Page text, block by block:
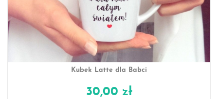
Kubek Latte dla Babci
30,00 zł